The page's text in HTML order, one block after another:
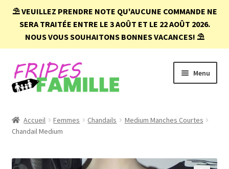
⛱️VEUILLEZ PRENDRE NOTE QU'AUCUNE COMMANDE NE
SERA TRAITÉE ENTRE LE 3 AOÛT ET LE 22 AOÛT 2026.
NOUS VOUS SOUHAITONS BONNES VACANCES! ⛱️
Aller
à
la
Aller
au
contenu
Menu
Boutique
Conditions d’achat
Accueil Femmes Chandails
Medium Manches Courtes
Chandail Medium